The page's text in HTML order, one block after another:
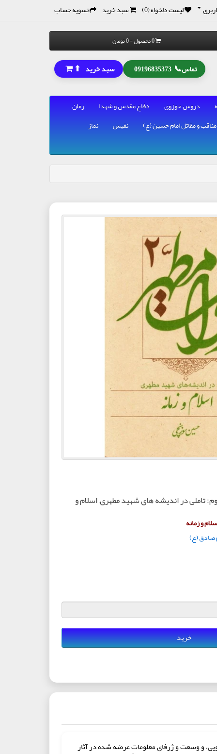
لیست دلخواه (0) سبد خرید تسویه حساب
0 محصول - 0 تومان
تماس📞
09196835373 سبد خرید ⬆
دروس حوزوی دفاع مقدس و شهدا
رمان
مناقب و مقاتل امام حسین (ع)
نفیس نماز
تاملی در اندیشه های شهید مطهری, اسلام و
و زمانه
صادق (ع)
خرید
و وسعت و ژرفای معلومات عرضه شده در آثار